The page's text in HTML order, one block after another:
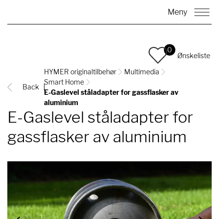
Meny
0
Ønskeliste
Back
HYMER originaltilbehør
Multimedia
Smart Home
E-Gaslevel ståladapter for gassflasker av
aluminium
E-Gaslevel ståladapter for
gassflasker av aluminium